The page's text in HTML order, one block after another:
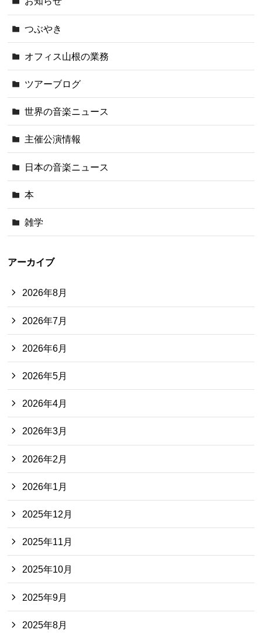
つぶやき
オフィス山根の業務
ツアーブログ
世界の音楽ニュース
主催公演情報
日本の音楽ニュース
本
雑学
アーカイブ
2026年8月
2026年7月
2026年6月
2026年5月
2026年4月
2026年3月
2026年2月
2026年1月
2025年12月
2025年11月
2025年10月
2025年9月
2025年8月